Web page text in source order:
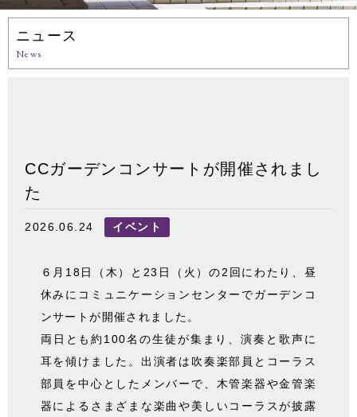
ニュース
News
CCガーデンコンサートが開催されまし
た
2026.06.24 イベント
６月18日（木）と23日（火）の2回にわたり、昼
休みにコミュニケーションセンターでガーデンコ
ンサートが開催されました。
両日とも約100名の生徒が集まり、演奏と歌声に
耳を傾けました。出演者は吹奏楽部員とコーラス
部員を中心としたメンバーで、木管楽器や金管楽
器によるさまざまな楽曲や美しいコーラスが披露